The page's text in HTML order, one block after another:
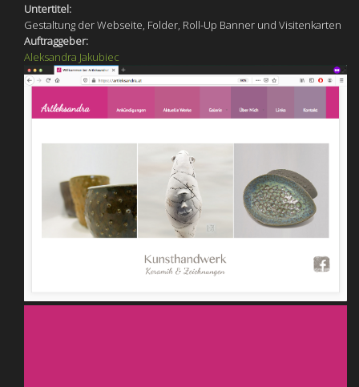
Untertitel:
Gestaltung der Webseite, Folder, Roll-Up Banner und Visitenkarten
Auftraggeber:
Aleksandra Jakubiec